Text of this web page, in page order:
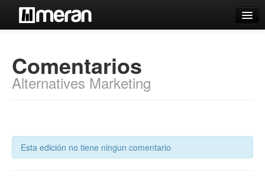
Búsqueda Avanzada
Estantes Virtuales
Contacto
Comentarios
Alternatives Marketing
Esta edición no tiene ningun comentario